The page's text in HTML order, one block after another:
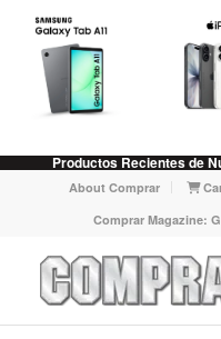
Productos Recientes de
About Comprar
Comprar Magazine: